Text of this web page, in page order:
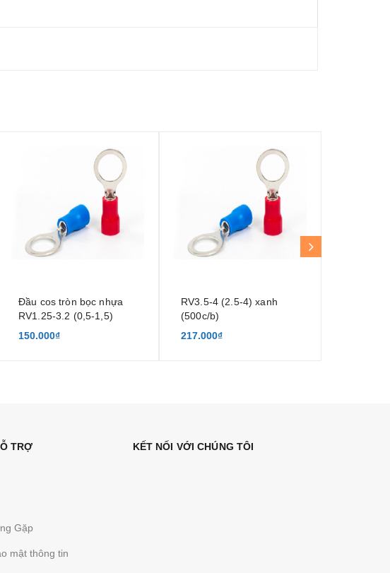
Đầu cos tròn bọc nhựa
RV1.25-3.2 (0,5-1,5)
150.000₫
RV3.5-4 (2.5-4) xanh
(500c/b)
217.000₫
TRỢ
Gặp
mật thông tin
KẾT NỐI VỚI CHÚNG TÔI